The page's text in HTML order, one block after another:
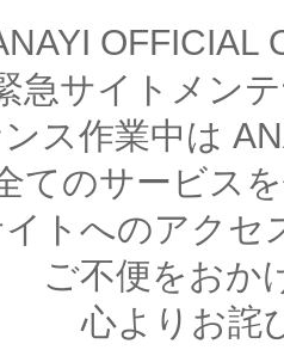
OFFICIAL
急サイトメン
ス作業中は
てのサービス
トへのアクセ
ご不便をおか
心よりお詫